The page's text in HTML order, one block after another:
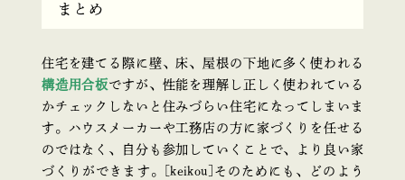
まとめ
住宅を建てる際に壁、床、屋根の下地に多く使われる
構造用合板ですが、性能を理解し正しく使われている
かチェックしないと住みづらい住宅になってしまいま
す。ハウスメーカーや工務店の方に家づくりを任せる
のではなく、自分も参加していくことで、より良い家
づくりができます。[keikou]そのためにも、どのよう